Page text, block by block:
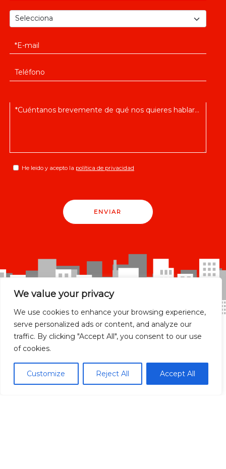
We value your privacy
We use cookies to enhance your browsing experience,
serve personalized ads or content, and analyze our
traffic. By clicking "Accept All", you consent to our use
of cookies.
Customize Reject All Accept All
He leido y acepto la política de privacidad
ENVIAR
Madrid localidades